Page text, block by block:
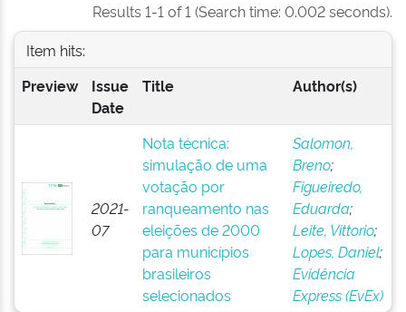
Results 1-1 of 1 (Search time: 0.002 seconds).
Item hits:
Preview
Issue
Date
Title Author(s)
2021-
07
Nota técnica:
simulação de uma
votação por
ranqueamento nas
eleições de 2000
para municípios
brasileiros
selecionados
Salomon,
Breno;
Figueiredo,
Eduarda;
Leite, Vittorio;
Lopes, Daniel;
Evidência
Express (EvEx)